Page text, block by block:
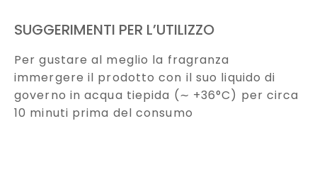
SUGGERIMENTI PER L’UTILIZZO
Per gustare al meglio la fragranza
immergere il prodotto con il suo liquido di
governo in acqua tiepida (∼ +36°C) per circa
10 minuti prima del consumo